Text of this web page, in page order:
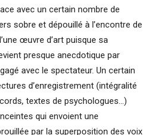
avec un certain nombre de
sobre et dépouillé à l’encontre de
œuvre d’art puisque sa
presque anecdotique par
avec le spectateur. Un certain
d’enregistrement (intégralité
textes de psychologues…)
qui envoient une
par la superposition des voix